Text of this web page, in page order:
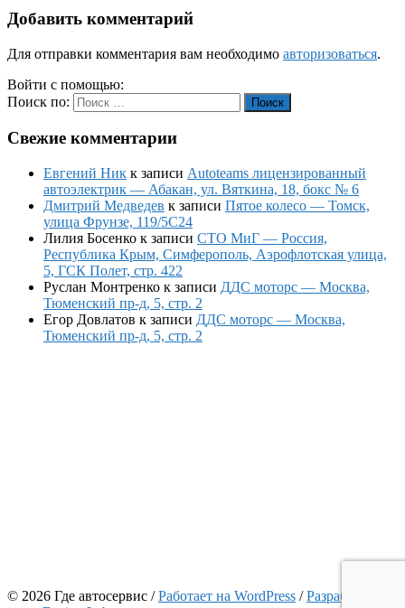
Добавить комментарий
Для отправки комментария вам необходимо авторизоваться.
Войти с помощью:
Поиск по:
Поиск
Свежие комментарии
Евгений Ник к записи Autoteams лицензированный
автоэлектрик — Абакан, ул. Вяткина, 18, бокс № 6
Дмитрий Медведев к записи Пятое колесо — Томск,
улица Фрунзе, 119/5С24
Лилия Босенко к записи СТО МиГ — Россия,
Республика Крым, Симферополь, Аэрофлотская улица,
5, ГСК Полет, стр. 422
Руслан Монтренко к записи ДДС моторс — Москва,
Тюменский пр-д, 5, стр. 2
Егор Довлатов к записи ДДС моторс — Москва,
Тюменский пр-д, 5, стр. 2
© 2026 Где автосервис / Работает на WordPress / Разработчик